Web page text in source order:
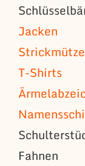
Jacken
T-Shirts
Fahnen